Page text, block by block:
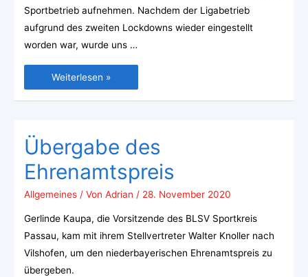
Sportbetrieb aufnehmen. Nachdem der Ligabetrieb
aufgrund des zweiten Lockdowns wieder eingestellt
worden war, wurde uns …
Weiterlesen »
Übergabe des
Ehrenamtspreis
Allgemeines/ Von Adrian / 28. November 2020
Gerlinde Kaupa, die Vorsitzende des BLSV Sportkreis
Passau, kam mit ihrem Stellvertreter Walter Knoller nach
Vilshofen, um den niederbayerischen Ehrenamtspreis zu
übergeben.